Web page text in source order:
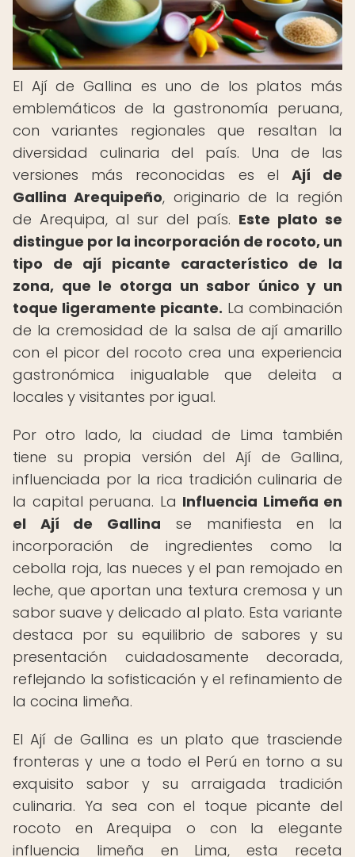
El Ají de Gallina es uno de los platos más
emblemáticos de la gastronomía peruana,
con variantes regionales que resaltan la
diversidad culinaria del país. Una de las
versiones más reconocidas es el Ají de
Gallina Arequipeño, originario de la región
de Arequipa, al sur del país. Este plato se
distingue por la incorporación de rocoto, un
tipo de ají picante característico de la
zona, que le otorga un sabor único y un
toque ligeramente picante. La combinación
de la cremosidad de la salsa de ají amarillo
con el picor del rocoto crea una experiencia
gastronómica inigualable que deleita a
locales y visitantes por igual.
Por otro lado, la ciudad de Lima también
tiene su propia versión del Ají de Gallina,
influenciada por la rica tradición culinaria de
la capital peruana. La Influencia Limeña en
el Ají de Gallina se manifiesta en la
incorporación de ingredientes como la
cebolla roja, las nueces y el pan remojado en
leche, que aportan una textura cremosa y un
sabor suave y delicado al plato. Esta variante
destaca por su equilibrio de sabores y su
presentación cuidadosamente decorada,
reflejando la sofisticación y el refinamiento de
la cocina limeña.
El Ají de Gallina es un plato que trasciende
fronteras y une a todo el Perú en torno a su
exquisito sabor y su arraigada tradición
culinaria. Ya sea con el toque picante del
rocoto en Arequipa o con la elegante
influencia limeña en Lima, esta receta